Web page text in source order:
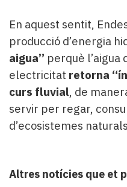
En aquest sentit,
producció d’energia
aigua” perquè
electricitat retorna
curs fluvial, de
servir per regar,
d’ecosistemes
Altres notícies que et